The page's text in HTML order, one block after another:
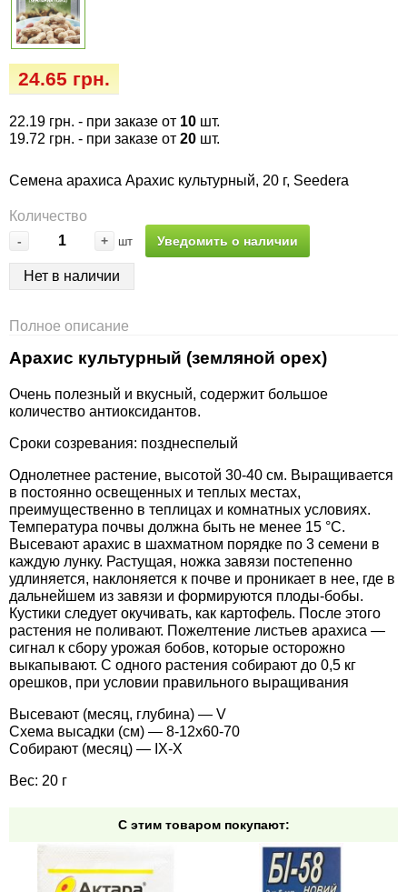
24.65 грн.
22.19 грн. - при заказе от 10 шт.
19.72 грн. - при заказе от 20 шт.
Семена арахиса Арахис культурный, 20 г, Seedera
Количество
- + шт Уведомить о наличии
Нет в наличии
Полное описание
Арахис культурный (земляной орех)
Очень полезный и вкусный, содержит большое
количество антиоксидантов.
Сроки созревания: позднеспелый
Однолетнее растение, высотой 30-40 см. Выращивается
в постоянно освещенных и теплых местах,
преимущественно в теплицах и комнатных условиях.
Температура почвы должна быть не менее 15 °С.
Высевают арахис в шахматном порядке по 3 семени в
каждую лунку. Растущая, ножка завязи постепенно
удлиняется, наклоняется к почве и проникает в нее, где в
дальнейшем из завязи и формируются плоды-бобы.
Кустики следует окучивать, как картофель. После этого
растения не поливают. Пожелтение листьев арахиса —
сигнал к сбору урожая бобов, которые осторожно
выкапывают. С одного растения собирают до 0,5 кг
орешков, при условии правильного выращивания
Высевают (месяц, глубина) — V
Схема высадки (см) — 8-12х60-70
Собирают (месяц) — IX-X
Вес: 20 г
С этим товаром покупают:
Семена перца
Семена петрушки
Семена пряных трав
Семена редиса
Семена редьки
Семена салата
Семена свеклы
Семена сельдерея
Семена сидератов
Семена томатов
Семена газонной травы
Семена тыквы, патиссона
Семена укропа
Семена цветов
Семена шпината
Элитные семена в банках
Удобрения «Сударушка», «Рязаночка»
Удобрения «Чистый лист» кристаллические
100 г
Удобрения «Чистый лист» кристаллические
Удобрения «Чистый лист» Успех
Опрыскиватели
Горшки для цветов, кашпо
Перчатки
Тенты
Средства защиты от колорадского жука
Средства защиты от тараканов, прусаков,
клещей, ос, мошек, слепней
Средства защиты от мух
Средства защиты от капустницы
Средства защиты от кротов
Средства защиты от грызунов
Препараты для септиков, выгребных ям и
дачных туалетов, биодеструкторы
Хозяйственные товары
Средства защиты растений